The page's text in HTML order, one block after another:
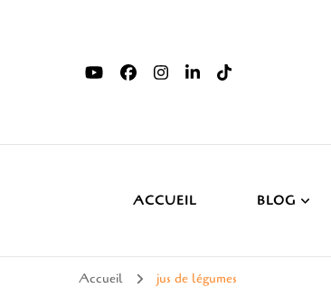
ACCUEIL BLOG
Accueil jus de légumes